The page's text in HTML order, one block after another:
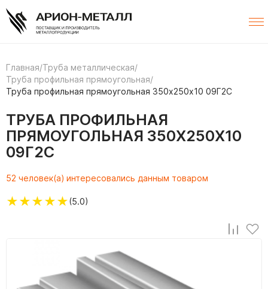
Главная/Труба металлическая/
Труба профильная прямоугольная/
Труба профильная прямоугольная 350х250х10 09Г2С
ТРУБА ПРОФИЛЬНАЯ
ПРЯМОУГОЛЬНАЯ 350Х250Х10
09Г2С
52 человек(а) интересовались данным товаром
★★★★★(5.0)